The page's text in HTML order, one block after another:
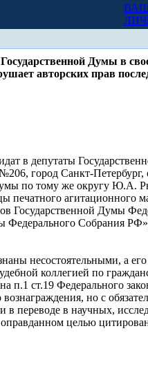
Думы в
авторских прав
в депутаты
город Санкт-
по тому же округу Ю.А.
печатного агитационного
Государственной Думы
Собрания
несостоятельными, а его
коллегией по
п.1 ст.19 Федерального
вознаграждения, но с
в переводе в научных,
целью